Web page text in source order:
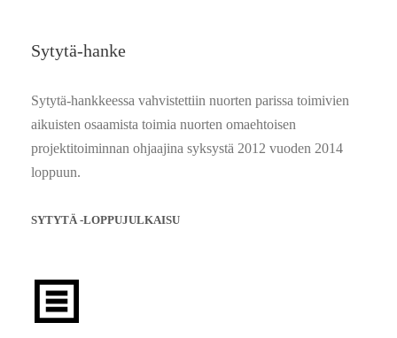
Sytytä-hanke
Sytytä-hankkeessa vahvistettiin nuorten parissa toimivien
aikuisten osaamista toimia nuorten omaehtoisen
projektitoiminnan ohjaajina syksystä 2012 vuoden 2014
loppuun.
SYTYTÄ -LOPPUJULKAISU